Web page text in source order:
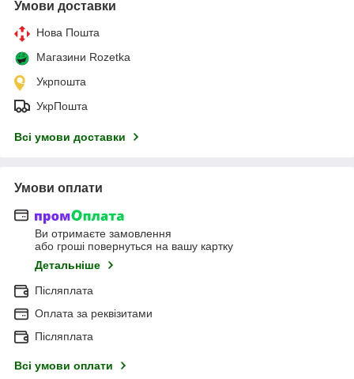
Умови доставки
Нова Пошта
Магазини Rozetka
Укрпошта
УкрПошта
Всі умови доставки
Умови оплати
Ви отримаєте замовлення
або гроші повернуться на вашу картку
Детальніше
Післяплата
Оплата за реквізитами
Післяплата
Всі умови оплати